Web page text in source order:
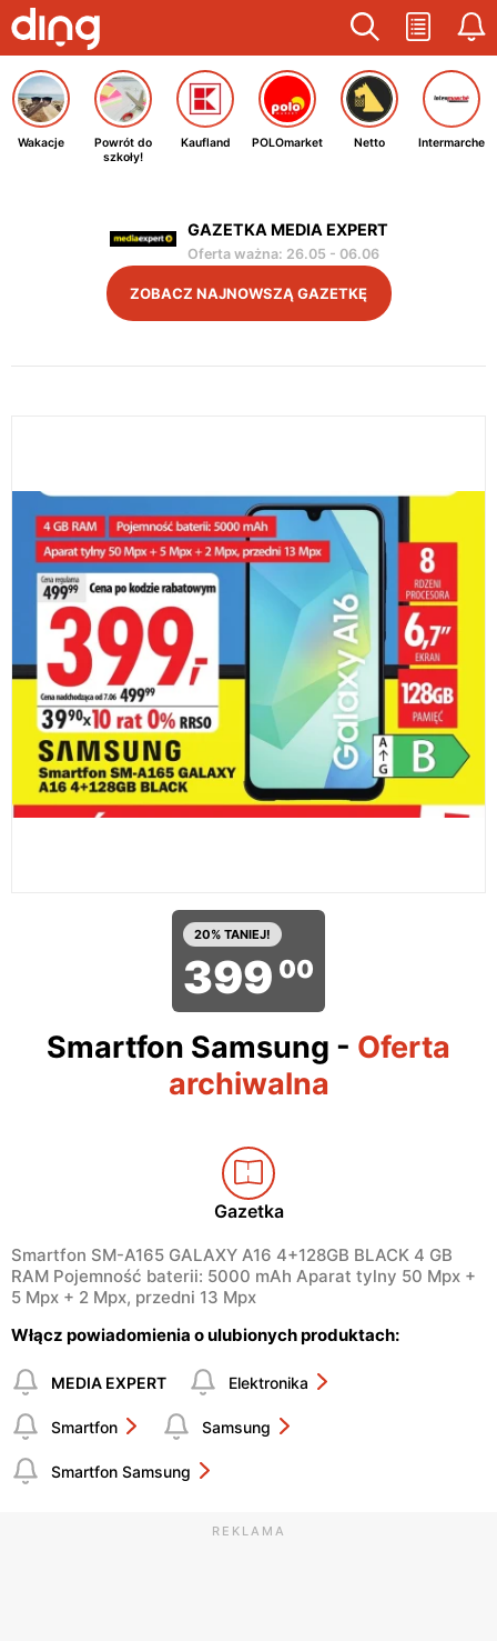
Wakacje
Powrót do
szkoły!
Kaufland POLOmarket Netto Intermarche
GAZETKA MEDIA EXPERT
Oferta ważna: 26.05 - 06.06
ZOBACZ NAJNOWSZĄ GAZETKĘ
20% TANIEJ!
399 00
Smartfon Samsung - Oferta
archiwalna
Gazetka
Smartfon SM-A165 GALAXY A16 4+128GB BLACK 4 GB
RAM Pojemność baterii: 5000 mAh Aparat tylny 50 Mpx +
5 Mpx + 2 Mpx, przedni 13 Mpx
Włącz powiadomienia o ulubionych produktach:
MEDIA EXPERT Elektronika
Smartfon Samsung
Smartfon Samsung
REKLAMA